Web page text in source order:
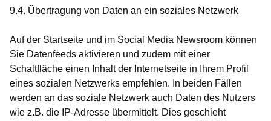
9.4. Übertragung von Daten an ein soziales Netzwerk
Auf der Startseite und im Social Media Newsroom können
Sie Datenfeeds aktivieren und zudem mit einer
Schaltfläche einen Inhalt der Internetseite in Ihrem Profil
eines sozialen Netzwerks empfehlen. In beiden Fällen
werden an das soziale Netzwerk auch Daten des Nutzers
wie z.B. die IP-Adresse übermittelt. Dies geschieht